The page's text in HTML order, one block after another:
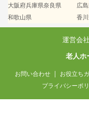
大阪府兵庫県奈良県
和歌山県
広
香
運営会
老人ホ
お問い合わせ お役立ち
プライバシーポ